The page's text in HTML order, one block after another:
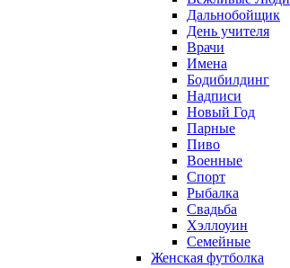
Дальнобойщик
День учителя
Врачи
Имена
Бодибилдинг
Надписи
Новый Год
Парные
Пиво
Военные
Спорт
Рыбалка
Свадьба
Хэллоуин
Семейные
Женская футболка